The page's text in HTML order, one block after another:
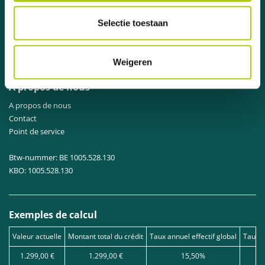
Selectie toestaan
Weigeren
Top 6 des trottinettes électriques
Rétro
A propos de nous
A propos de nous
Contact
Point de service
Btw-nummer: BE 1005.528.130
KBO: 1005.528.130
Exemples de calcul
Valeur actuelle Montant total du crédit Taux annuel effectif global
Taux
1.299,00 €
1.299,00 € 15,50%